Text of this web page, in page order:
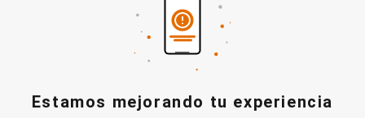
Estamos mejorando tu experiencia